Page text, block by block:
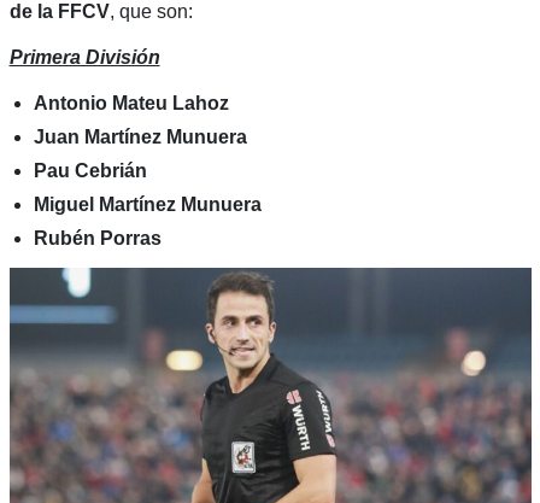
de la FFCV, que son:
Primera División
Antonio Mateu Lahoz
Juan Martínez Munuera
Pau Cebrián
Miguel Martínez Munuera
Rubén Porras